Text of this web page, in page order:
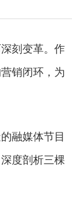
刻变革。作
销闭环，为
融媒体节目
度剖析三棵